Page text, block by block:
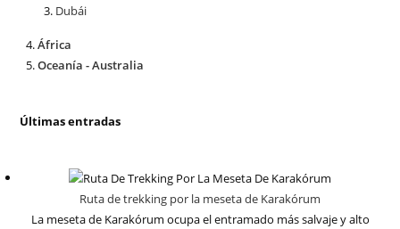
Dubái
África
Oceanía - Australia
Últimas entradas
Ruta de trekking por la meseta de Karakórum
La meseta de Karakórum ocupa el entramado más salvaje y alto